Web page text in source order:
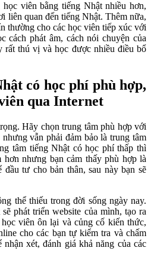
viên bằng tiếng Nhật nhiều hơn,
liên quan đến tiếng Nhật. Thêm nữa,
thường cho các học viên tiếp xúc với
cách phát âm, cách nói chuyện của
rất thú vị và học được nhiều điều bổ
có học phí phù hợp,
qua Internet
Hãy chọn trung tâm phù hợp với
vẫn phải đảm bảo là trung tâm
tâm tiếng Nhật có học phí thấp thì
nhưng bạn cảm thấy phù hợp là
tư cho bản thân, sau này bạn sẽ
thể thiếu trong đời sống ngày nay.
phát triển website của mình, tạo ra
viên ôn lại và củng cố kiến thức,
cho các bạn tự kiểm tra và chấm
xét, đánh giá khả năng của các